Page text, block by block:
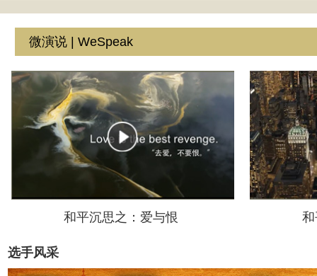
微演说 | WeSpeak
和平沉思之：爱与恨
选手风采